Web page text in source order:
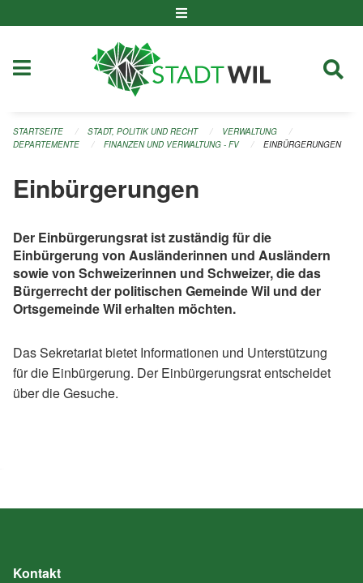
STARTSEITE STADT, POLITIK UND RECHT
VERWALTUNG
DEPARTEMENTE
FINANZEN UND VERWALTUNG - FV EINBÜRGERUNGEN
Einbürgerungen
Der Einbürgerungsrat ist zuständig für die
Einbürgerung von Ausländerinnen und Ausländern
sowie von Schweizerinnen und Schweizer, die das
Bürgerrecht der politischen Gemeinde Wil und der
Ortsgemeinde Wil erhalten möchten.
Das Sekretariat bietet Informationen und Unterstützung
für die Einbürgerung. Der Einbürgerungsrat entscheidet
über die Gesuche.
Kontakt